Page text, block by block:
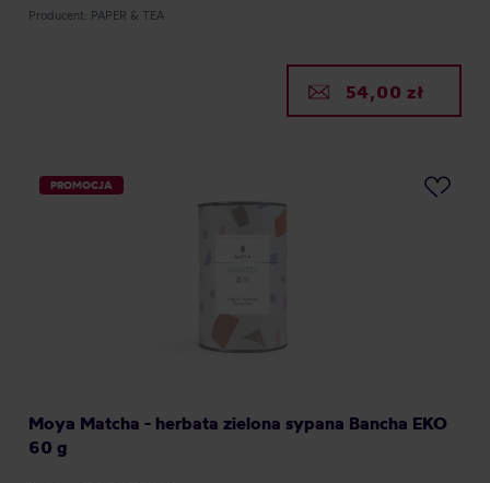
Producent: PAPER & TEA
54,00 zł
PROMOCJA
Moya Matcha - herbata zielona sypana Bancha EKO
60 g